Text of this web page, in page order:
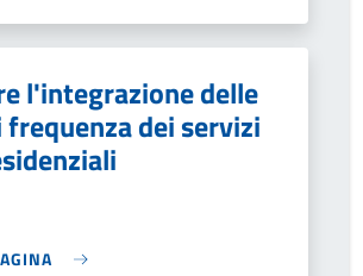
l'integrazione delle
dei servizi